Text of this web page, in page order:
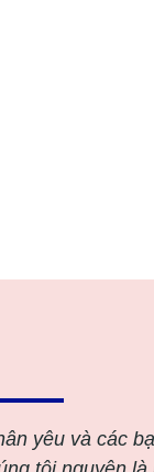
yêu và các